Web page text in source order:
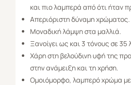
και πιο λαμπερά από ότι ήταν
Απεριόριστη δύναμη χρώματος.
Μοναδική λάμψη στα μαλλιά.
Ξανοίγει ως και 3 τόνους σε 35
Χάρη στη βελούδινη υφή της
στην ανάμειξη και τη χρήση.
Ομοιόμορφο, λαμπερό χρώμα με